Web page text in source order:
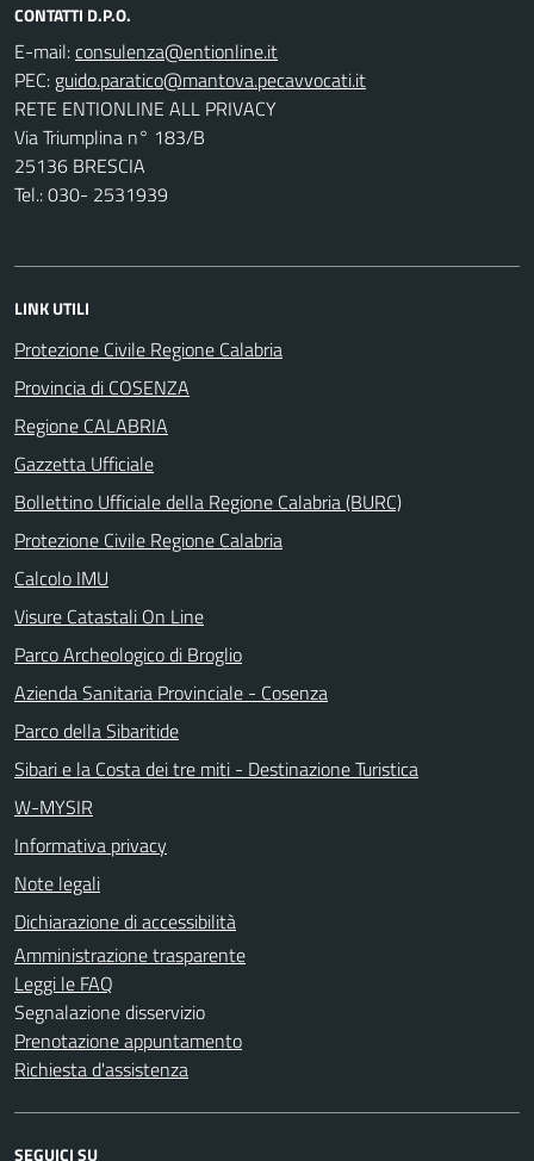
CONTATTI D.P.O.
E-mail:
PEC:
RETE ENTIONLINE ALL PRIVACY
Via Triumplina n° 183/B
25136 BRESCIA
Tel.: 030- 2531939
LINK UTILI
Protezione Civile Regione Calabria
Provincia di COSENZA
Regione CALABRIA
Gazzetta Ufficiale
Bollettino Ufficiale della Regione Calabria (BURC)
Protezione Civile Regione Calabria
Calcolo IMU
Visure Catastali On Line
Parco Archeologico di Broglio
Azienda Sanitaria Provinciale - Cosenza
Parco della Sibaritide
Sibari e la Costa dei tre miti - Destinazione Turistica
W-MYSIR
Informativa privacy
Note legali
Dichiarazione di accessibilità
Amministrazione trasparente
Leggi le FAQ
Segnalazione disservizio
Prenotazione appuntamento
Richiesta d'assistenza
SEGUICI SU